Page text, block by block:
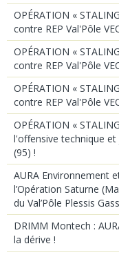
OPÉRATION «
contre REP Val'Pôle
OPÉRATION «
contre REP Val'Pôle
OPÉRATION «
contre REP Val'Pôle
OPÉRATION «
l'offensive technique et
(95) !
AURA Environnement
l’Opération Saturne
du Val’Pôle Plessis
DRIMM Montech :
la dérive !